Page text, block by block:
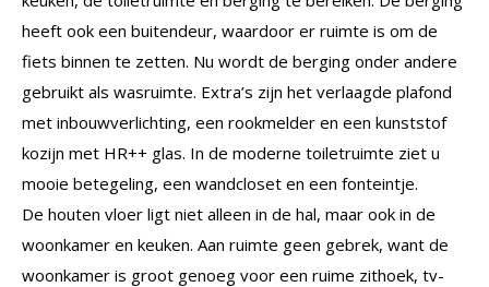
heeft ook een buitendeur, waardoor er ruimte is om de
fiets binnen te zetten. Nu wordt de berging onder andere
gebruikt als wasruimte. Extra’s zijn het verlaagde plafond
met inbouwverlichting, een rookmelder en een kunststof
kozijn met HR++ glas. In de moderne toiletruimte ziet u
mooie betegeling, een wandcloset en een fonteintje.
De houten vloer ligt niet alleen in de hal, maar ook in de
woonkamer en keuken. Aan ruimte geen gebrek, want de
woonkamer is groot genoeg voor een ruime zithoek, tv-